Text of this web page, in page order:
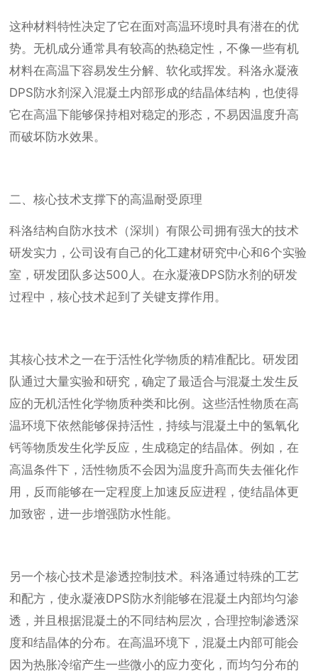
这种材料特性决定了它在面对高温环境时具有潜在的优
势。无机成分通常具有较高的热稳定性，不像一些有机
材料在高温下容易发生分解、软化或挥发。科洛永凝液
DPS防水剂深入混凝土内部形成的结晶体结构，也使得
它在高温下能够保持相对稳定的形态，不易因温度升高
而破坏防水效果。
二、核心技术支撑下的高温耐受原理
科洛结构自防水技术（深圳）有限公司拥有强大的技术
研发实力，公司设有自己的化工建材研究中心和6个实验
室，研发团队多达500人。在永凝液DPS防水剂的研发
过程中，核心技术起到了关键支撑作用。
其核心技术之一在于活性化学物质的精准配比。研发团
队通过大量实验和研究，确定了最适合与混凝土发生反
应的无机活性化学物质种类和比例。这些活性物质在高
温环境下依然能够保持活性，持续与混凝土中的氢氧化
钙等物质发生化学反应，生成稳定的结晶体。例如，在
高温条件下，活性物质不会因为温度升高而失去催化作
用，反而能够在一定程度上加速反应进程，使结晶体更
加致密，进一步增强防水性能。
另一个核心技术是渗透控制技术。科洛通过特殊的工艺
和配方，使永凝液DPS防水剂能够在混凝土内部均匀渗
透，并且根据混凝土的不同结构层次，合理控制渗透深
度和结晶体的分布。在高温环境下，混凝土内部可能会
因为热胀冷缩产生一些微小的应力变化，而均匀分布的